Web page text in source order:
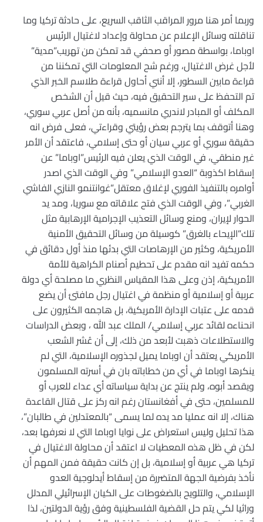
وربما أمر هنا مرور المراقب الثاقب السريع، على حادثة تركيا وما
تناقلته وسائل الإعلام عن محاولة وإعداد لاغتيال الرئيس
اوباما، بواسطة مصور أو صحفي قد تمكن من تهريب”مدية”
لأجل غرض الاغتيال، ورغم شح المعلومات التي تمكننا من
قراءة مابين السطور، إلا أنني أحاول قراءة طلاسم الخبر الذي
تم التحفظ على سير التحقيق فيه، حيث قيل أن الشخص
المكلف أو المبادر لاندري مانسميه، بأنه من أصل عربي سوري،
وهنا أتوقف بما يترجم بعض رؤيتي وقراءتي، فعلى فرض انه
حقيقة سوري أو عربي سيان أو حتى إسلامي، فاعتقد أن الأمر
غير منطقي، في الوقت الذي يعلن فيه الرئيس”اوباما” عن
إسقاط اكذوبة “العدو الإسلامي” وفي الوقت الذي اصدر
أوامره بالتنفيذ الفوري لإغلاق معتقل”غوانتنمو النازي الفاشي
الغربي”، وفي الوقت الذي فتح علاقاته مع سوريا، ومد يد
الحوار لإيران، ومنع وسائل التعذيب الإجرامية الإرهابية مثل
تلك”الإيحاء بالغرق” كوسيلة من وسائل التحقيق الأمنية
الأمريكية، وكثير من الإرهاصات التي بدئها منذ أول دقائق في
حكمه تفيد انه مقدم على تحطيم أصنام الكراهية للأمة
الأمريكية، إذن وعلى هذا المقياس النظري ما مصلحة أي دولة
عربية أو إسلامية أو منظمة في اغتيال رجل مافتئ أن يضع
قدمه على عتبات الإدارة الأمريكية، بل هاجمه الكثيرون على
انحناءه لقائد عربي إسلامي/ الملك عبد الله ، وبعض الدراسات
والاستطلاعات ذهبت لأبعد من ذلك، إلى أن عُشر الشعب
الأمريكي يعتقد أن اوباما يميل لجذوره الإسلامية، التي لم
ينكرها اوباما في أي من خطاباته بان في أسرته المسلمون
ويقصد أبوه، ولم ينتج عن بداية سياساته أي عداء للعرب أو
للمسلمين، حتى في أفغانستان رغم انه ركز على قتال القاعدة
هناك، إلا انه عمليا مد يده لما يسمى “بالمعتدلين في طالبان”،
هذا تحليل وليس استعراض على نوايا اوباما التي لا نعرفها بعد،
لكن في ظل هذه المعطيات لا اعتقد أن محاولة الاغتيال في
تركيا هي عربية أو إسلامية، بل إن كانت حقيقة فمن المهم أن
نأخذ بفرضية الجهة المتضررة من إسقاط أيدلوجية العدو
الإسلامي، والتلويح بالضغوطات على الكيان الإسرائيلي المدلل
وراثيا لكي يتم حل القضية الفلسطينية وفق رؤية الدولتين، لذا